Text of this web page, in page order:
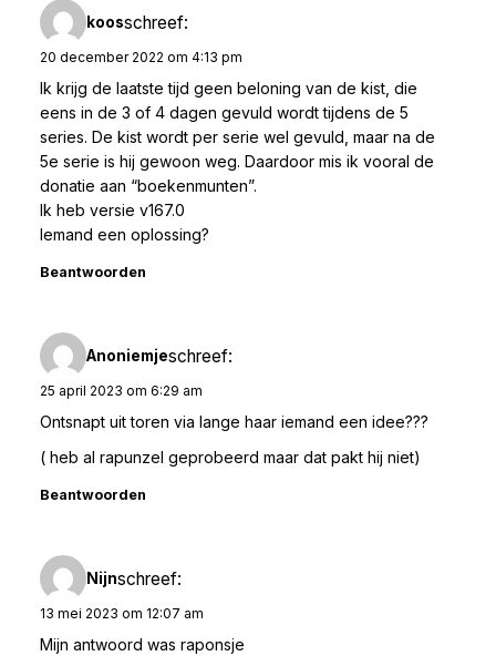
koosschreef:
20 december 2022 om 4:13 pm
Ik krijg de laatste tijd geen beloning van de kist, die
eens in de 3 of 4 dagen gevuld wordt tijdens de 5
series. De kist wordt per serie wel gevuld, maar na de
5e serie is hij gewoon weg. Daardoor mis ik vooral de
donatie aan “boekenmunten”.
Ik heb versie v167.0
Iemand een oplossing?
Beantwoorden
Anoniemjeschreef:
25 april 2023 om 6:29 am
Ontsnapt uit toren via lange haar iemand een idee???
( heb al rapunzel geprobeerd maar dat pakt hij niet)
Beantwoorden
Nijnschreef:
13 mei 2023 om 12:07 am
Mijn antwoord was raponsje